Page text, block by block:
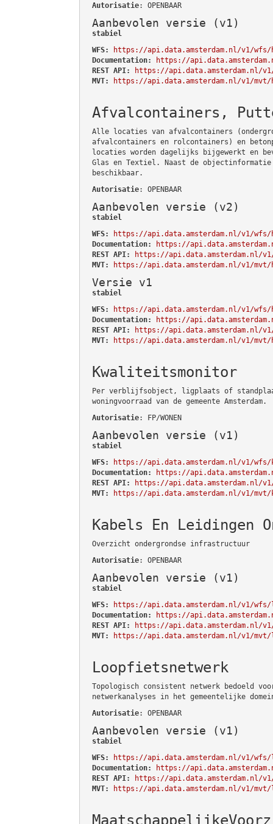
Autorisatie: OPENBAAR
Aanbevolen versie (v1)
stabiel
WFS:
https://api.data.amsterdam.nl/v1/wfs/
Documentation:
https://
REST API:
https://api.data.amsterdam.nl/
MVT:
https://api.data.amsterdam.nl/v1/mvt/
Afvalcontainers,
Alle locaties van afvalcontainers
afvalcontainers en rolcontainers) en
locaties worden dagelijks bijgewerkt en
Glas en Textiel. Naast de objectinformatie
beschikbaar.
Autorisatie: OPENBAAR
Aanbevolen versie (v2)
stabiel
WFS:
https://api.data.amsterdam.nl/v1/
Documentation:
https://
REST API:
https://api.data.amsterdam.nl/
MVT:
https://api.data.amsterdam.nl/v1/
Versie v1
stabiel
WFS:
https://api.data.amsterdam.nl/v1/
Documentation:
https://
REST API:
https://api.data.amsterdam.nl/
MVT:
https://api.data.amsterdam.nl/v1/
Kwaliteitsmonitor
Per verblijfsobject, ligplaats of
woningvoorraad van de gemeente Amsterdam.
Autorisatie: FP/WONEN
Aanbevolen versie (v1)
stabiel
WFS:
https://api.data.amsterdam.nl/v1/
Documentation:
https://
REST API:
https://api.data.amsterdam.nl/
MVT:
https://api.data.amsterdam.nl/v1/
Kabels En Leidingen
Overzicht ondergrondse infrastructuur
Autorisatie: OPENBAAR
Aanbevolen versie (v1)
stabiel
WFS:
https://api.data.amsterdam.nl/v1/
Documentation:
https://
REST API:
https://api.data.amsterdam.nl/
MVT:
https://api.data.amsterdam.nl/v1/
Loopfietsnetwerk
Topologisch consistent netwerk bedoeld
netwerkanalyses in het gemeentelijke
Autorisatie: OPENBAAR
Aanbevolen versie (v1)
stabiel
WFS:
https://api.data.amsterdam.nl/v1/
Documentation:
https://
REST API:
https://api.data.amsterdam.nl/
MVT:
https://api.data.amsterdam.nl/v1/